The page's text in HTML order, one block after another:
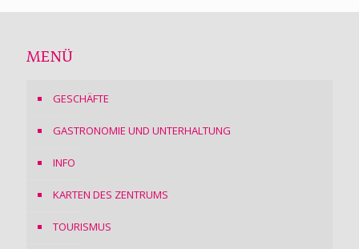
MENÜ
GESCHÄFTE
GASTRONOMIE UND UNTERHALTUNG
INFO
KARTEN DES ZENTRUMS
TOURISMUS